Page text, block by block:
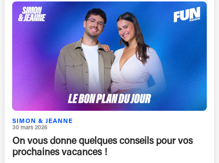
SIMON & JEANNE
30 mars 2026
On vous donne quelques conseils pour vos
prochaines vacances !